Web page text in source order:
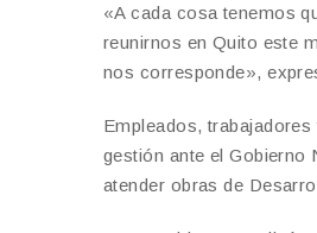
«A cada cosa tenemos
reunirnos en Quito este
nos corresponde»,
Empleados,
gestión ante el Gobierno
atender obras de